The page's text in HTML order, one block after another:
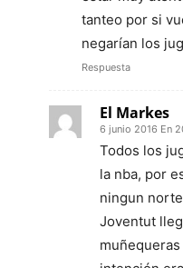
tanteo por si
negarían los
Respuesta
El Markes
6 junio 2016 En
Todos los
la nba, por
ningun
Joventut